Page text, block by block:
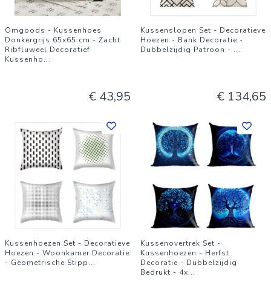
Omgoods - Kussenhoes
Donkergrijs 65x65 cm - Zacht
Ribfluweel Decoratief
Kussenho...
€ 43,95
Kussenslopen Set - Decoratieve
Hoezen - Bank Decoratie -
Dubbelzijdig Patroon - ...
€ 134,65
Kussenhoezen Set - Decoratieve
Hoezen - Woonkamer Decoratie
- Geometrische Stipp...
Kussenovertrek Set -
Kussenhoezen - Herfst
Decoratie - Dubbelzijdig
Bedrukt - 4x...